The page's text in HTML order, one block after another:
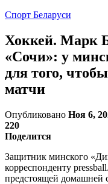
Спорт Беларуси
Хоккей. Марк
«Сочи»: у
для того,
матчи
Опубликовано Ноя 6,
220
Поделится
Защитник минского
корреспонденту
предстоящей домашней